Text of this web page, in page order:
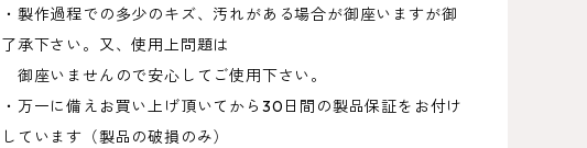
・製作過程での多少のキズ、汚れがある場合が御座いますが御
了承下さい。又、使用上問題は
御座いませんので安心してご使用下さい。
・万一に備えお買い上げ頂いてから30日間の製品保証をお付け
しています（製品の破損のみ）